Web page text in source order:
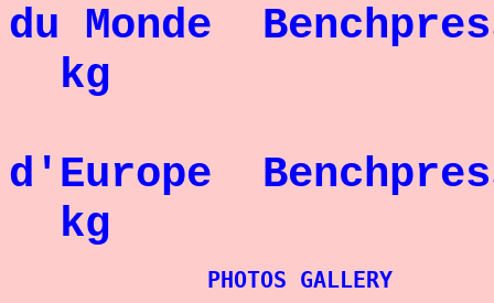
du Monde
kg
d'Europe
kg
PHOTOS GALLERY